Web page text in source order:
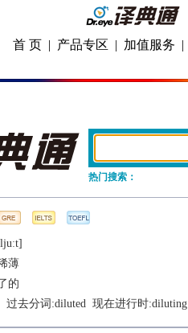
首 页 | 产品专区 | 加值服务 |
热门搜索：
薄
的
过去分词:diluted 现在进行时:diluting